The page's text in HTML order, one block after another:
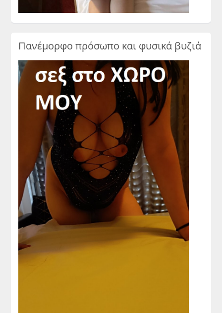
Πανέμορφο πρόσωπο και φυσικά βυζιά